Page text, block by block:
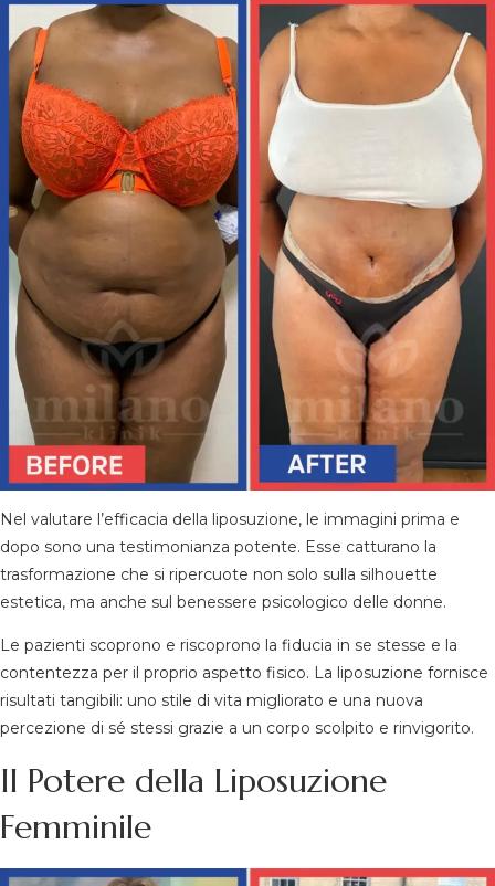
Nel valutare l’efficacia della liposuzione, le immagini prima e
dopo sono una testimonianza potente. Esse catturano la
trasformazione che si ripercuote non solo sulla silhouette
estetica, ma anche sul benessere psicologico delle donne.
Le pazienti scoprono e riscoprono la fiducia in se stesse e la
contentezza per il proprio aspetto fisico. La liposuzione fornisce
risultati tangibili: uno stile di vita migliorato e una nuova
percezione di sé stessi grazie a un corpo scolpito e rinvigorito.
Il Potere della Liposuzione
Femminile